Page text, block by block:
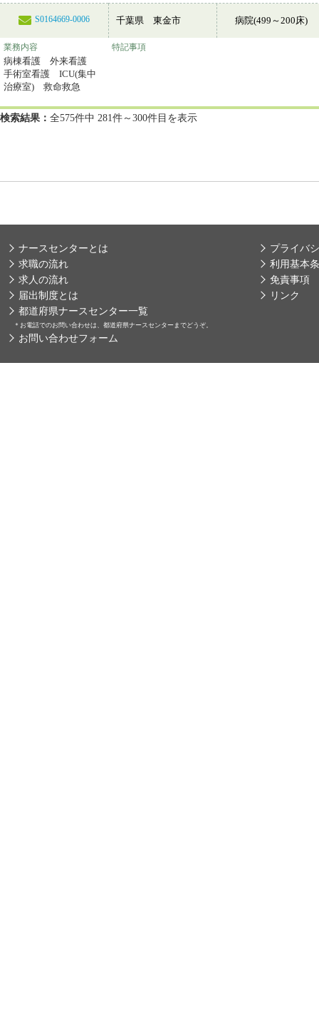
S0164669-0006 千葉県 東金市 病院(499～200床)
業務内容
病棟看護 外来看護
手術室看護 ICU(集中
治療室) 救命救急
特記事項
検索結果： 全575件中 281件～300件目を表示
ナースセンターとは
求職の流れ
求人の流れ
届出制度とは
都道府県ナースセンター一覧
＊ お電話でのお問い合わせは、都道府県ナースセンターまでどうぞ。
お問い合わせフォーム
プライバ
利用基本
免責事項
リンク